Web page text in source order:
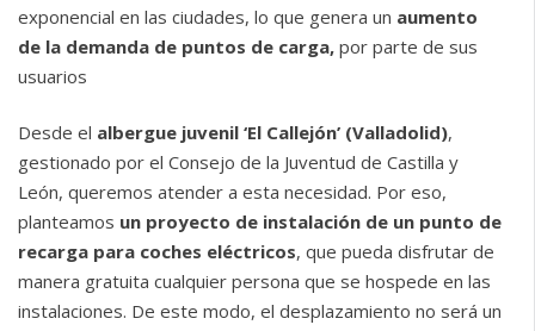
exponencial en las ciudades, lo que genera un aumento
de la demanda de puntos de carga, por parte de sus
usuarios
Desde el albergue juvenil ‘El Callejón’ (Valladolid),
gestionado por el Consejo de la Juventud de Castilla y
León, queremos atender a esta necesidad. Por eso,
planteamos un proyecto de instalación de un punto de
recarga para coches eléctricos, que pueda disfrutar de
manera gratuita cualquier persona que se hospede en las
instalaciones. De este modo, el desplazamiento no será un